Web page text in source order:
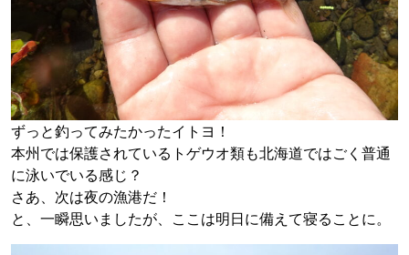
ずっと釣ってみたかったイトヨ！
本州では保護されているトゲウオ類も北海道ではごく普通
に泳いでいる感じ？
さあ、次は夜の漁港だ！
と、一瞬思いましたが、ここは明日に備えて寝ることに。